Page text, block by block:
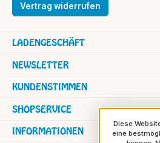
Vertrag widerrufen
SHOPSERVICE
INFORMATIONEN
NEWSLETTER
KUNDENSTIMMEN
LADENGESCHÄFT
Diese
eine